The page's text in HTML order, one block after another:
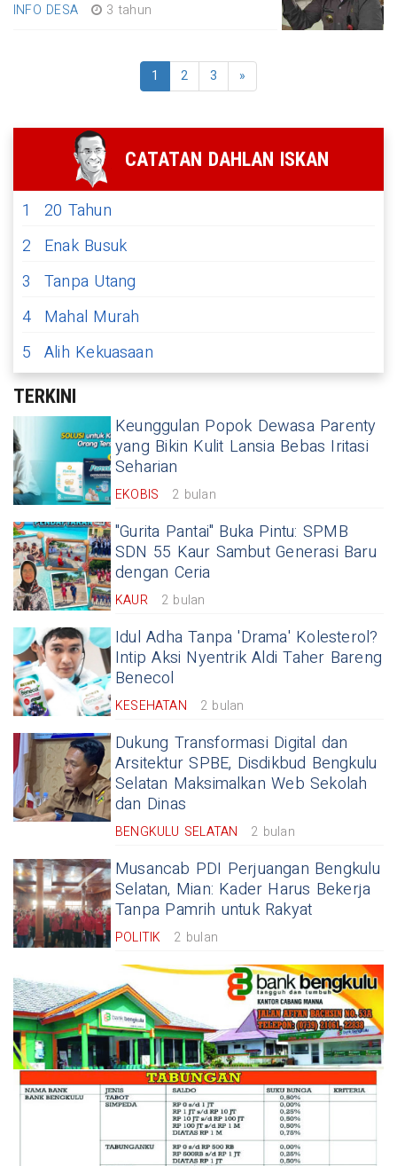
INFO DESA 3 tahun
1 2 3 »
CATATAN DAHLAN ISKAN
1
20 Tahun
2
Enak Busuk
3
Tanpa Utang
4 Mahal Murah
5 Alih Kekuasaan
TERKINI
Keunggulan Popok Dewasa Parenty
yang Bikin Kulit Lansia Bebas Iritasi
Seharian
EKOBIS 2 bulan
"Gurita Pantai" Buka Pintu: SPMB
SDN 55 Kaur Sambut Generasi Baru
dengan Ceria
KAUR 2 bulan
Idul Adha Tanpa 'Drama' Kolesterol?
Intip Aksi Nyentrik Aldi Taher Bareng
Benecol
KESEHATAN 2 bulan
Dukung Transformasi Digital dan
Arsitektur SPBE, Disdikbud Bengkulu
Selatan Maksimalkan Web Sekolah
dan Dinas
BENGKULU SELATAN 2 bulan
Musancab PDI Perjuangan Bengkulu
Selatan, Mian: Kader Harus Bekerja
Tanpa Pamrih untuk Rakyat
POLITIK 2 bulan